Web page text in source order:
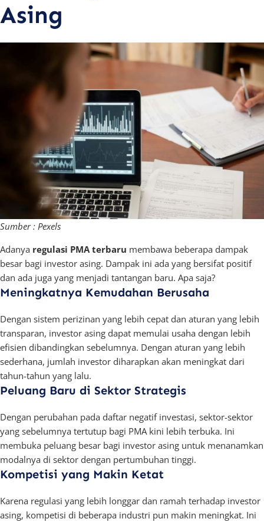
Asing
Sumber : Pexels
Adanya regulasi PMA terbaru membawa beberapa dampak
besar bagi investor asing. Dampak ini ada yang bersifat positif
dan ada juga yang menjadi tantangan baru. Apa saja?
Meningkatnya Kemudahan Berusaha
Dengan sistem perizinan yang lebih cepat dan aturan yang lebih
transparan, investor asing dapat memulai usaha dengan lebih
efisien dibandingkan sebelumnya. Dengan aturan yang lebih
sederhana, jumlah investor diharapkan akan meningkat dari
tahun-tahun yang lalu.
Peluang Baru di Sektor Strategis
Dengan perubahan pada daftar negatif investasi, sektor-sektor
yang sebelumnya tertutup bagi PMA kini lebih terbuka. Ini
membuka peluang besar bagi investor asing untuk menanamkan
modalnya di sektor dengan pertumbuhan tinggi.
Kompetisi yang Makin Ketat
Karena regulasi yang lebih longgar dan ramah terhadap investor
asing, kompetisi di beberapa industri pun makin meningkat. Ini